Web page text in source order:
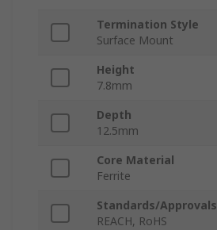
Termination Style
Surface Mount
Height
7.8mm
Depth
12.5mm
Core Material
Ferrite
Standards/Approvals
REACH, RoHS